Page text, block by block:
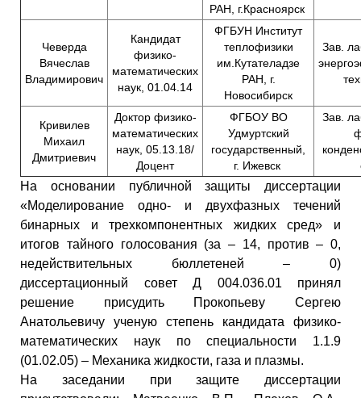
РАН, г.Красноярск
Чеверда
Вячеслав
Владимирович
Кандидат
физико-
математических
наук, 01.04.14
ФГБУН Институт
теплофизики
им.Кутателадзе
РАН, г.
Новосибирск
Зав.
Кривилев
Михаил
Дмитриевич
Доктор физико-
математических
наук, 05.13.18/
Доцент
ФГБОУ ВО
Удмуртский
государственный,
г. Ижевск
Зав.
На основании публичной защиты диссертации
«Моделирование одно- и двухфазных течений
бинарных и трехкомпонентных жидких сред» и
итогов тайного голосования (за – 14, против – 0,
недействительных бюллетеней – 0)
диссертационный совет Д 004.036.01 принял
решение присудить Прокопьеву Сергею
Анатольевичу ученую степень кандидата физико-
математических наук по специальности 1.1.9
(01.02.05) – Механика жидкости, газа и плазмы.
На заседании при защите диссертации